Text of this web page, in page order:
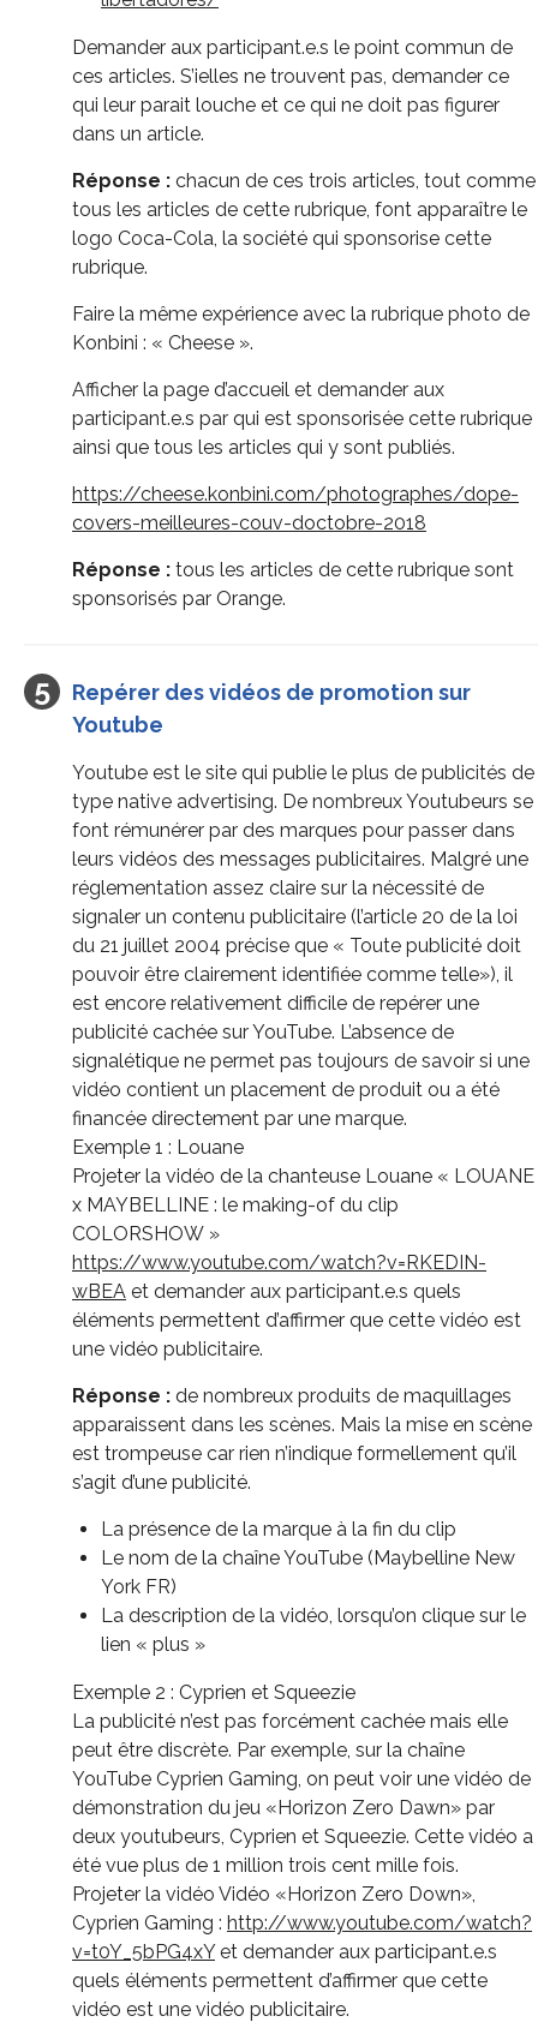
Demander aux participant.e.s le point commun de
ces articles. S’ielles ne trouvent pas, demander ce
qui leur parait louche et ce qui ne doit pas figurer
dans un article.
Réponse : chacun de ces trois articles, tout comme
tous les articles de cette rubrique, font apparaître le
logo Coca-Cola, la société qui sponsorise cette
rubrique.
Faire la même expérience avec la rubrique photo de
Konbini : « Cheese ».
Afficher la page d’accueil et demander aux
participant.e.s par qui est sponsorisée cette rubrique
ainsi que tous les articles qui y sont publiés.
https://cheese.konbini.com/photographes/dope-
covers-meilleures-couv-doctobre-2018
Réponse : tous les articles de cette rubrique sont
sponsorisés par Orange.
Repérer des vidéos de promotion sur
Youtube
Youtube est le site qui publie le plus de publicités de
type native advertising. De nombreux Youtubeurs se
font rémunérer par des marques pour passer dans
leurs vidéos des messages publicitaires. Malgré une
réglementation assez claire sur la nécessité de
signaler un contenu publicitaire (l’article 20 de la loi
du 21 juillet 2004 précise que « Toute publicité doit
pouvoir être clairement identifiée comme telle»), il
est encore relativement difficile de repérer une
publicité cachée sur YouTube. L’absence de
signalétique ne permet pas toujours de savoir si une
vidéo contient un placement de produit ou a été
financée directement par une marque.
Exemple 1 : Louane
Projeter la vidéo de la chanteuse Louane « LOUANE
x MAYBELLINE : le making-of du clip
COLORSHOW »
https://www.youtube.com/watch?v=RKEDIN-
wBEA et demander aux participant.e.s quels
éléments permettent d’affirmer que cette vidéo est
une vidéo publicitaire.
Réponse : de nombreux produits de maquillages
apparaissent dans les scènes. Mais la mise en scène
est trompeuse car rien n’indique formellement qu’il
s’agit d’une publicité.
La présence de la marque à la fin du clip
Le nom de la chaîne YouTube (Maybelline New
York FR)
La description de la vidéo, lorsqu’on clique sur le
lien « plus »
Exemple 2 : Cyprien et Squeezie
La publicité n’est pas forcément cachée mais elle
peut être discrète. Par exemple, sur la chaîne
YouTube Cyprien Gaming, on peut voir une vidéo de
démonstration du jeu «Horizon Zero Dawn» par
deux youtubeurs, Cyprien et Squeezie. Cette vidéo a
été vue plus de 1 million trois cent mille fois.
Projeter la vidéo Vidéo «Horizon Zero Down»,
Cyprien Gaming : http://www.youtube.com/watch?
v=t0Y_5bPG4xYet demander aux participant.e.s
quels éléments permettent d’affirmer que cette
vidéo est une vidéo publicitaire.